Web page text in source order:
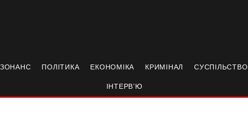
ПОЛІТИКА ЕКОНОМІКА КРИМІНАЛ СУСПІЛЬСТВО
ІНТЕРВ’Ю